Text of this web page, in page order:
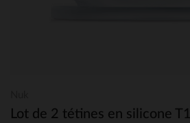
Lot de 2 tétines en silicone